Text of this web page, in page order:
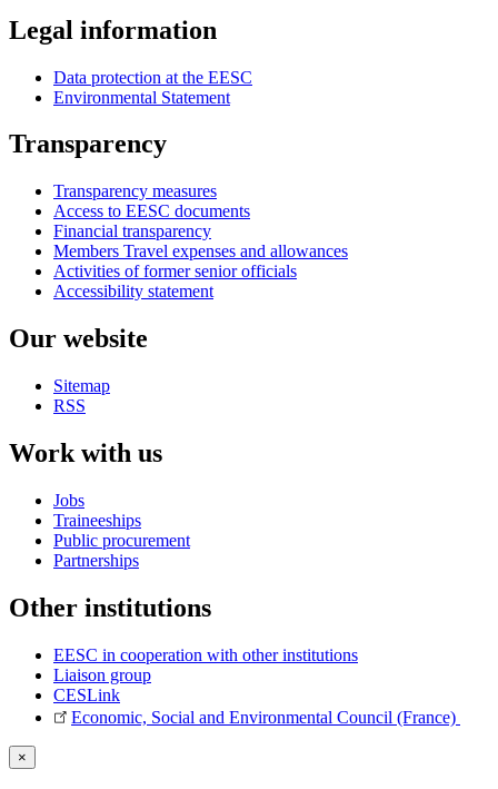
Legal information
Data protection at the EESC
Environmental Statement
Transparency
Transparency measures
Access to EESC documents
Financial transparency
Members Travel expenses and allowances
Activities of former senior officials
Accessibility statement
Our website
Sitemap
RSS
Work with us
Jobs
Traineeships
Public procurement
Partnerships
Other institutions
EESC in cooperation with other institutions
Liaison group
CESLink
Economic, Social and Environmental Council (France)
×